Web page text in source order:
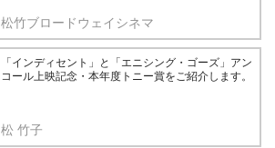
松竹ブロードウェイシネマ
「インディセント」と「エニシング・ゴーズ」アン
コール上映記念・本年度トニー賞をご紹介します。
松 竹子